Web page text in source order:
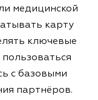
медицинской
карту
ключевые
с базовыми
партнёров.